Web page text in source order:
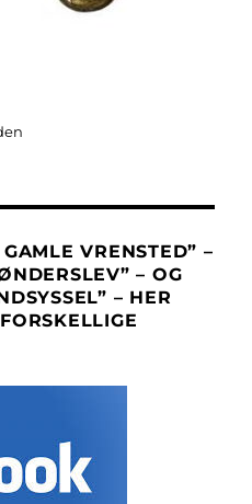
VRENSTED” –
– OG
– HER